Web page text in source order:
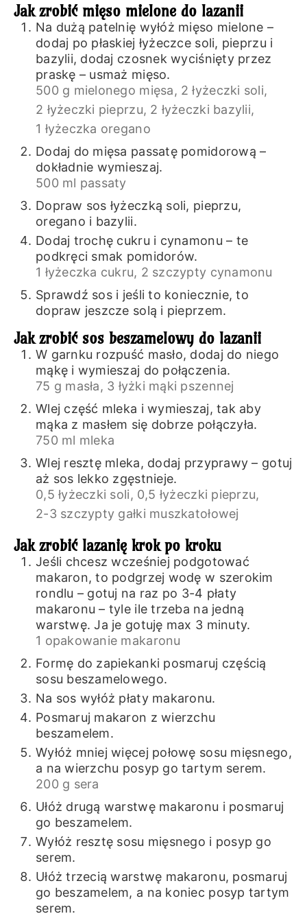
Jak zrobić mięso mielone do lazanii
Na dużą patelnię wyłóż mięso mielone –
dodaj po płaskiej łyżeczce soli, pieprzu i
bazylii, dodaj czosnek wyciśnięty przez
praskę – usmaż mięso.
500 g mielonego mięsa, 2 łyżeczki soli,
2 łyżeczki pieprzu, 2 łyżeczki bazylii,
1 łyżeczka oregano
Dodaj do mięsa passatę pomidorową –
dokładnie wymieszaj.
500 ml passaty
Dopraw sos łyżeczką soli, pieprzu,
oregano i bazylii.
Dodaj trochę cukru i cynamonu – te
podkręci smak pomidorów.
1 łyżeczka cukru, 2 szczypty cynamonu
Sprawdź sos i jeśli to koniecznie, to
dopraw jeszcze solą i pieprzem.
Jak zrobić sos beszamelowy do lazanii
W garnku rozpuść masło, dodaj do niego
mąkę i wymieszaj do połączenia.
75 g masła, 3 łyżki mąki pszennej
Wlej część mleka i wymieszaj, tak aby
mąka z masłem się dobrze połączyła.
750 ml mleka
Wlej resztę mleka, dodaj przyprawy – gotuj
aż sos lekko zgęstnieje.
0,5 łyżeczki soli, 0,5 łyżeczki pieprzu,
2-3 szczypty gałki muszkatołowej
Jak zrobić lazanię krok po kroku
Jeśli chcesz wcześniej podgotować
makaron, to podgrzej wodę w szerokim
rondlu – gotuj na raz po 3-4 płaty
makaronu – tyle ile trzeba na jedną
warstwę. Ja je gotuję max 3 minuty.
1 opakowanie makaronu
Formę do zapiekanki posmaruj częścią
sosu beszamelowego.
Na sos wyłóż płaty makaronu.
Posmaruj makaron z wierzchu
beszamelem.
Wyłóż mniej więcej połowę sosu mięsnego,
a na wierzchu posyp go tartym serem.
200 g sera
Ułóż drugą warstwę makaronu i posmaruj
go beszamelem.
Wyłóż resztę sosu mięsnego i posyp go
serem.
Ułóż trzecią warstwę makaronu, posmaruj
go beszamelem, a na koniec posyp tartym
serem.